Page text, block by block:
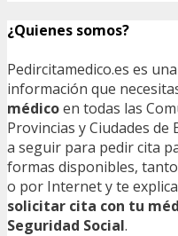
¿Quienes somos?
Pedircitamedico.es es
información que
médicoen todas las
Provincias y Ciudades de
a seguir para pedir cita
formas disponibles,
o por Internet y te
solicitar cita con tu
Seguridad Social.